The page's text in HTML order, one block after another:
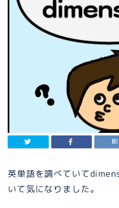
英単語を調べていて
いて気になりました。